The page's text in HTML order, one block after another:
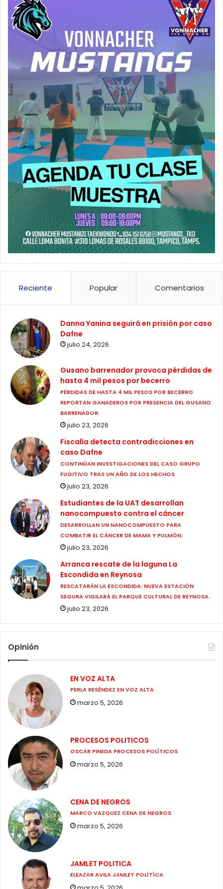
Reciente Popular Comentarios
Danna Yanina seguirá en prisión por caso
Dafne
julio 24, 2026
Gusano barrenador provoca pérdidas de
hasta 4 mil pesos por becerro
PÉRDIDAS DE HASTA 4 MIL PESOS POR BECERRO
REPORTAN GANADEROS POR PRESENCIA DEL GUSANO
BARRENADOR.
julio 23, 2026
Fiscalía detecta contradicciones en
caso Dafne
CONTINÚAN INVESTIGACIONES DEL CASO GRUPO
FUGITIVO TRAS UN AÑO DE LOS HECHOS
julio 23, 2026
Estudiantes de la UAT desarrollan
nanocompuesto contra el cáncer
DESARROLLAN UN NANOCOMPUESTO PARA
COMBATIR EL CÁNCER DE MAMA Y PULMÓN.
julio 23, 2026
Arranca rescate de la laguna La
Escondida en Reynosa
RESCATARÁN LA ESCONDIDA: NUEVA ESTACIÓN
SEGURA VIGILARÁ EL PARQUE CULTURAL DE REYNOSA.
julio 23, 2026
Opinión
EN VOZ ALTA
PERLA RESÉNDEZ EN VOZ ALTA
marzo 5, 2026
PROCESOS POLITICOS
OSCAR PINEDA PROCESOS POLÍTICOS
marzo 5, 2026
CENA DE NEGROS
MARCO VAZQUEZ CENA DE NEGROS
marzo 5, 2026
JAMLET POLITICA
ELEAZAR AVILA JAMLET POLÍTÍCA